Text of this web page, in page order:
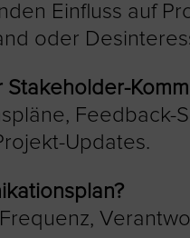
Einfluss auf
oder
Updates.